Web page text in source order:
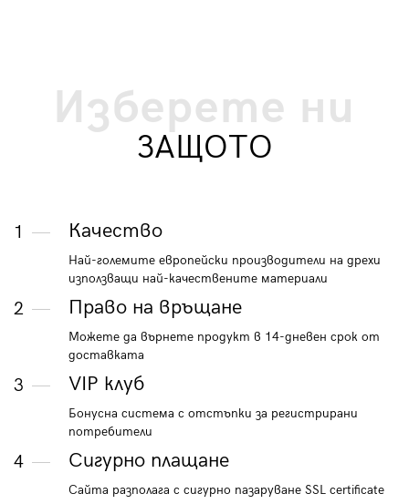
Изберете ни
ЗАЩОТО
1 Качество
Най-големите европейски производители на дрехи
използващи най-качествените материали
2 Право на връщане
Можете да върнете продукт в 14-дневен срок от
доставката
3 VIP клуб
Бонусна система с отстъпки за регистрирани
потребители
4 Сигурно плащане
Сайта разполага с сигурно пазаруване SSL certificate